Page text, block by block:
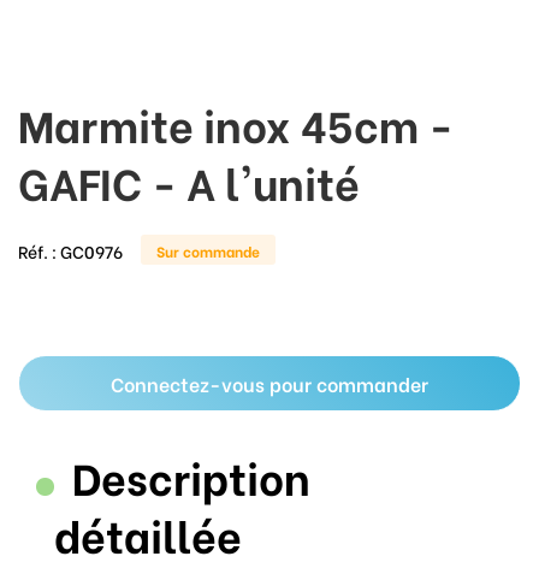
Marmite inox 45cm -
GAFIC - A l'unité
Réf. :GC0976 Sur commande
Connectez-vous pour commander
Description
détaillée